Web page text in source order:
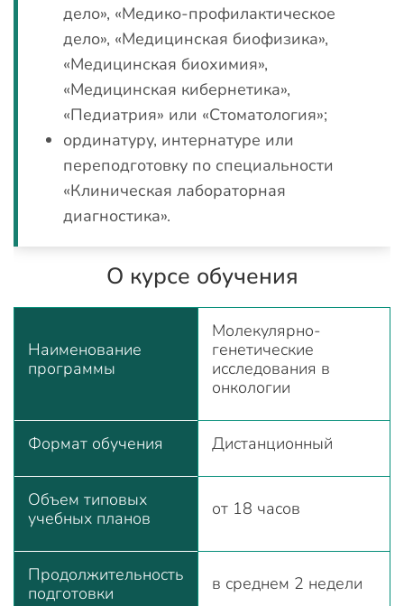
дело», «Медико-профилактическое
дело», «Медицинская биофизика»,
«Медицинская биохимия»,
«Медицинская кибернетика»,
«Педиатрия» или «Стоматология»;
ординатуру, интернатуре или
переподготовку по специальности
«Клиническая лабораторная
диагностика».
О курсе обучения
Наименование
программы
Молекулярно-
генетические
исследования в
онкологии
Формат обучения Дистанционный
Объем типовых
учебных планов
от 18 часов
Продолжительность
подготовки
в среднем 2 недели